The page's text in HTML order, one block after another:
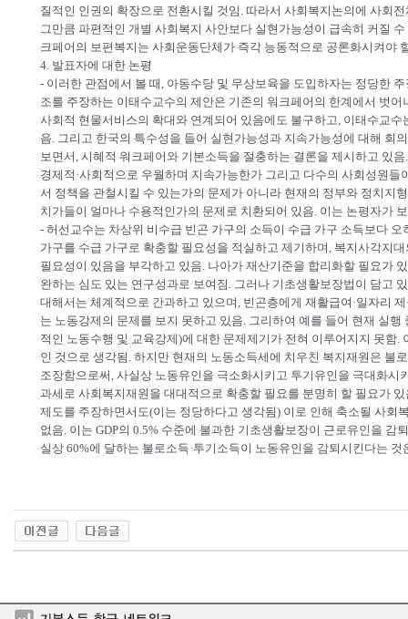
질적인 인권의 확장으로 전환시킬 것임. 따라서 사회복지논의에 사회
그만큼 파편적인 개별 사회복지 사안보다 실현가능성이 급속히 커질
크페어의 보편복지는 사회운동단체가 즉각 능동적으로 공론화시켜야
4. 발표자에 대한 논평
- 이러한 관점에서 볼 때, 아동수당 및 무상보육을 도입하자는 정당한
조를 주장하는 이태수교수의 제안은 기존의 워크페어의 한계에서 벗
사회적 현물서비스의 확대와 연계되어 있음에도 불구하고, 이태수교
음. 그리고 한국의 특수성을 들어 실현가능성과 지속가능성에 대해 회
보면서, 시혜적 워크페어와 기본소득을 절충하는 결론을 제시하고 있
경제적·사회적으로 우월하며 지속가능한가 그리고 다수의 사회성원
서 정책을 관철시킬 수 있는가의 문제가 아니라 현재의 정부와 정치지
치가들이 얼마나 수용적인가의 문제로 치환되어 있음. 이는 논평자가
- 허선교수는 차상위 비수급 빈곤 가구의 소득이 수급 가구 소득보다
가구를 수급 가구로 확충할 필요성을 적실하고 제기하며, 복지사각지
필요성이 있음을 부각하고 있음. 나아가 재산기준을 합리화할 필요가
완하는 심도 있는 연구성과로 보여짐. 그러나 기초생활보장법이 담고
대해서는 체계적으로 간과하고 있으며, 빈곤층에게 재활급여·일자리
는 노동강제의 문제를 보지 못하고 있음. 그리하여 예를 들어 현재 실
적인 노동수행 및 교육강제)에 대한 문제제기가 전혀 이루어지지 못함
인 것으로 생각됨. 하지만 현재의 노동소득세에 치우친 복지재원은 불
조장함으로써, 사실상 노동유인을 극소화시키고 투기유인을 극대화시
과세로 사회복지재원을 대대적으로 확충할 필요를 분명히 할 필요가
제도를 주장하면서도(이는 정당하다고 생각됨) 이로 인해 축소될 사회
없음. 이는 GDP의 0.5% 수준에 불과한 기초생활보장이 근로유인을 감
실상 60%에 달하는 불로소득·투기소득이 노동유인을 감퇴시킨다는